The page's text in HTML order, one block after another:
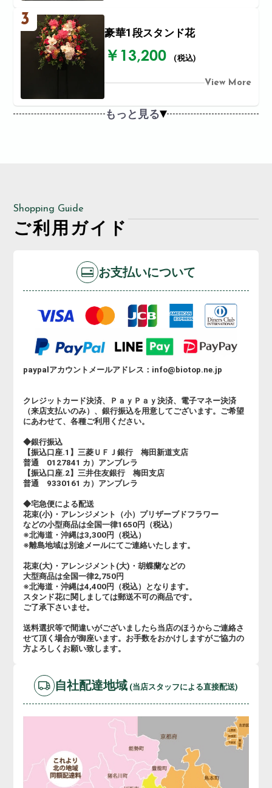
3
豪華1段スタンド花
￥13,200 (税込)
View More
もっと見る
Shopping Guide
ご利用ガイド
お支払いについて
paypalアカウントメールアドレス：info@biotop.ne.jp
クレジットカード決済、ＰａｙＰａｙ決済、電子マネー決済
（来店支払いのみ）、銀行振込を用意してございます。ご希望
にあわせて、各種ご利用ください。
◆銀行振込
【振込口座.1】三菱ＵＦＪ銀行 梅田新道支店
普通 0127841 カ）アンブレラ
【振込口座.2】三井住友銀行 梅田支店
普通 9330161 カ）アンブレラ
◆宅急便による配送
花束(小)・アレンジメント（小）プリザーブドフラワー
などの小型商品は全国一律1650円（税込）
※北海道・沖縄は3,300円（税込）
※離島地域は別途メールにてご連絡いたします。
花束(大)・アレンジメント(大)・胡蝶蘭などの
大型商品は全国一律2,750円
※北海道・沖縄は4,400円（税込）となります。
スタンド花に関しましては郵送不可の商品です。
ご了承下さいませ。
送料選択等で間違いがございましたら当店のほうからご連絡さ
せて頂く場合が御座います。お手数をおかけしますがご協力の
方よろしくお願い致します。
自社配達地域 (当店スタッフによる直接配送)